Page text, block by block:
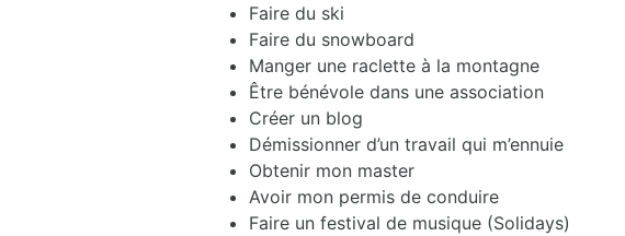
Faire du ski
Faire du snowboard
Manger une raclette à la montagne
Être bénévole dans une association
Créer un blog
Démissionner d’un travail qui m’ennuie
Obtenir mon master
Avoir mon permis de conduire
Faire un festival de musique (Solidays)